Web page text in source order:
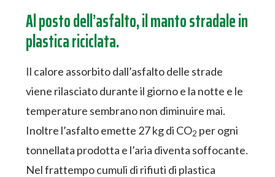
Al posto dell’asfalto, il manto stradale in
plastica riciclata.
Il calore assorbito dall’asfalto delle strade
viene rilasciato durante il giorno e la notte e le
temperature sembrano non diminuire mai.
Inoltre l’asfalto emette 27 kg di CO2 per ogni
tonnellata prodotta e l’aria diventa soffocante.
Nel frattempo cumuli di rifiuti di plastica